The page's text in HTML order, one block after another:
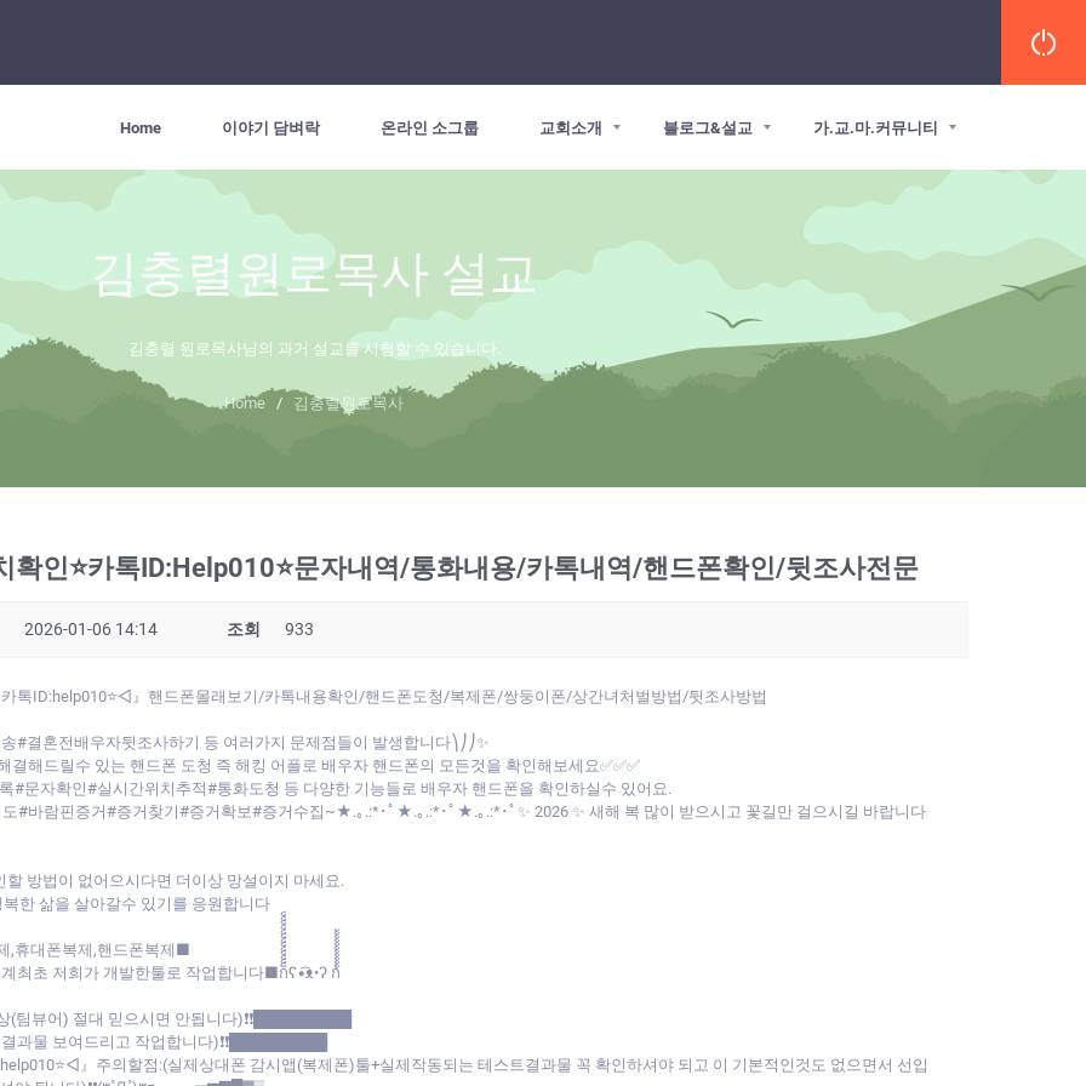
Home 이야기 담벼락 온라인 소그룹 교회소개 블로그&설교 가.교.마.커뮤니티
김충렬원로목사 설교
김충렬 원로목사님의 과거 설교를 시청할 수 있습니다.
Home / 김충렬원로목사
확인⭐카톡ID:Help010⭐문자내역/통화내용/카톡내역/핸드폰확인/뒷조사전문
2026-01-06 14:14 조회 933
톡ID:help010⭐◁』핸드폰몰래보기/카톡내용확인/핸드폰도청/복제폰/쌍둥이폰/상간녀처벌방법/뒷조사방법
#결혼전배우자뒷조사하기 등 여러가지 문제점들이 발생합니다⎞⎠⎠✨
결해드릴수 있는 핸드폰 도청 즉 해킹 어플로 배우자 핸드폰의 모든것을 확인해보세요✅✅✅
#문자확인#실시간위치추적#통화도청 등 다양한 기능들로 배우자 핸드폰을 확인하실수 있어요.
#바람핀증거#증거찾기#증거확보#증거수집~★.｡.:*･ﾟ★.｡.:*･ﾟ★.｡.:*･ﾟ✨ 2026 ✨ 새해 복 많이 받으시고 꽃길만 걸으시길 바랍니다
방법이 없어으시다면 더이상 망설이지 마세요.
한 삶을 살아갈수 있기를 응원합니다
,휴대폰복제,핸드폰복제■
초 저희가 개발한툴로 작업합니다■ก็็็็็็็็็็็็็ʕ•͡ᴥ•ʔ ก้้้้้้้้้้้
(팀뷰어) 절대 믿으시면 안됩니다)❗❗█████████
물 보여드리고 작업합니다)❗❗█████████
』주의할점:(실제상대폰 감시앱(복제폰)툴+실제작동되는 테스트결과물 꼭 확인하셔야 되고 이 기본적인것도 없으면서 선입